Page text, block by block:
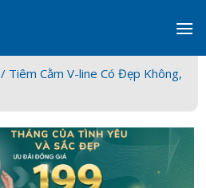
/ Tiêm Cằm V-line Có Đẹp Không,